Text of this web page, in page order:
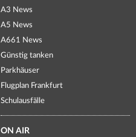
A3 News
A5 News
A661 News
Günstig tanken
Parkhäuser
Flugplan Frankfurt
Schulausfälle
ON AIR